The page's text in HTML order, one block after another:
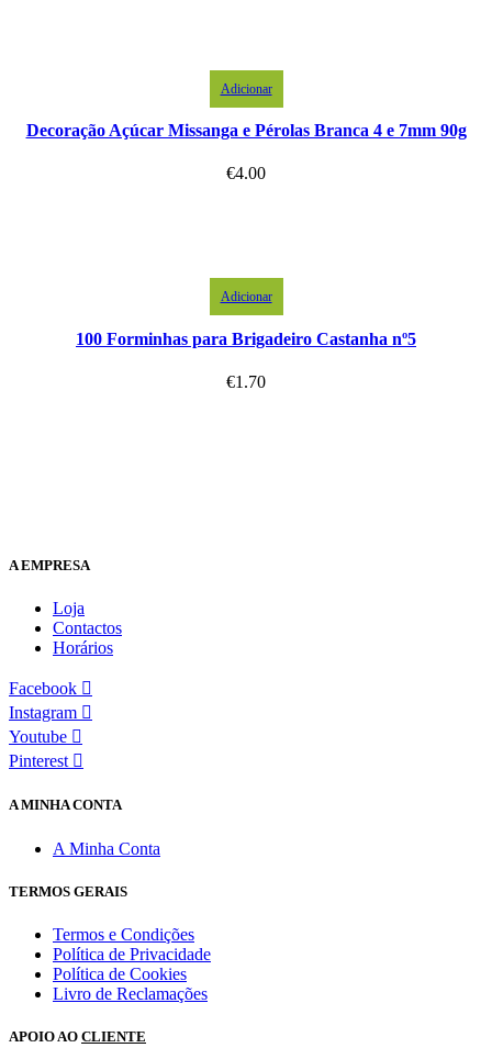
Adicionar
Decoração Açúcar Missanga e Pérolas Branca 4 e 7mm 90g
€4.00
Adicionar
100 Forminhas para Brigadeiro Castanha nº5
€1.70
A EMPRESA
Loja
Contactos
Horários
Facebook
Instagram
Youtube
Pinterest
A MINHA CONTA
A Minha Conta
TERMOS GERAIS
Termos e Condições
Política de Privacidade
Política de Cookies
Livro de Reclamações
APOIO AO CLIENTE